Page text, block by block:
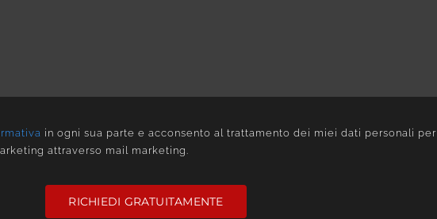
in ogni sua parte e acconsento al trattamento dei miei dati personali per
attraverso mail marketing.
RICHIEDI GRATUITAMENTE